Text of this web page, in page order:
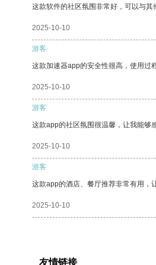
这款软件的社区氛围非常好，可以与其
2025-10-10
游客
这款加速器app的安全性很高，使用过
2025-10-10
游客
这款app的社区氛围很温馨，让我能够
2025-10-10
游客
这款app的酒店、餐厅推荐非常有用，
2025-10-10
友情链接